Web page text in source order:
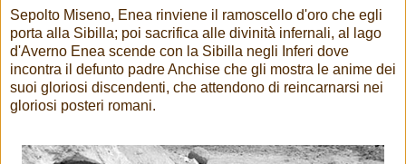
Sepolto Miseno, Enea rinviene il ramoscello d'oro che egli
porta alla Sibilla; poi sacrifica alle divinità infernali, al lago
d'Averno Enea scende con la Sibilla negli Inferi dove
incontra il defunto padre Anchise che gli mostra le anime dei
suoi gloriosi discendenti, che attendono di reincarnarsi nei
gloriosi posteri romani.